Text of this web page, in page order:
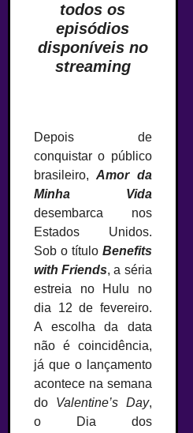
todos os
episódios
disponíveis no
streaming
Depois de
conquistar o público
brasileiro,Amor da
Minha Vida
desembarca nos
Estados Unidos.
Sob o título Benefits
with Friends, a séria
estreia no Hulu no
dia 12 de fevereiro.
A escolha da data
não é coincidência,
já que o lançamento
acontece na semana
do Valentine’s Day,
o Dia dos